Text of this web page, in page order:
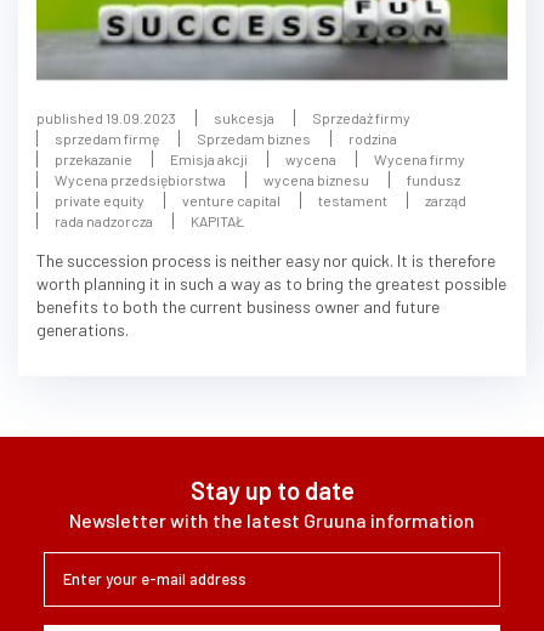
published 19.09.2023 sukcesja
Sprzedaż firmy
sprzedam firmę
Sprzedam biznes
rodzina
przekazanie
Emisja akcji wycena
Wycena firmy
Wycena przedsiębiorstwa
wycena biznesu
fundusz
private equity
venture capital testament
zarząd
rada nadzorcza
KAPITAŁ
The succession process is neither easy nor quick. It is therefore
worth planning it in such a way as to bring the greatest possible
benefits to both the current business owner and future
generations.
Stay up to date
Newsletter with the latest Gruuna information